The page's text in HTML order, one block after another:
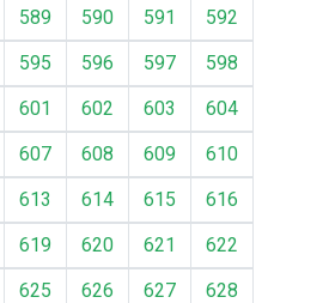
589 590 591
592
595 596 597
598
601 602 603
604
607 608 609
610
613 614 615
616
619 620 621
622
625 626 627
628